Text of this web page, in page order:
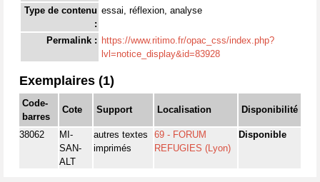
Type de contenu
:
essai, réflexion, analyse
Permalink : https://www.ritimo.fr/opac_css/index.php?
lvl=notice_display&id=83928
Exemplaires (1)
Code-
barres
Cote Support Localisation Disponibilité
38062
MI-
SAN-
ALT
autres textes
imprimés
69 - FORUM
REFUGIES (Lyon)
Disponible